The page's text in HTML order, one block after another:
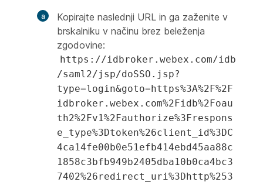
Kopirajte naslednji URL in ga zaženite v
brskalniku v načinu brez beleženja
zgodovine:
https://idbroker.webex.com/idb
/saml2/jsp/doSSO.jsp?
type=login&goto=https%3A%2F%2F
idbroker.webex.com%2Fidb%2Foau
th2%2Fv1%2Fauthorize%3Frespons
e_type%3Dtoken%26client_id%3DC
4ca14fe00b0e51efb414ebd45aa88c
1858c3bfb949b2405dba10b0ca4bc3
7402%26redirect_uri%3Dhttp%253